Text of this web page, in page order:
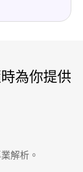
為你提供
解析。